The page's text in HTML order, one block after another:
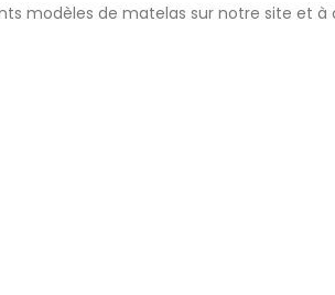
modèles de matelas sur notre site